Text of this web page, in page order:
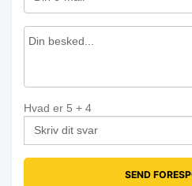
Hvad er 5 + 4